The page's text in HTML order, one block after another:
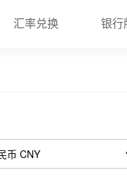
汇率兑换 银行